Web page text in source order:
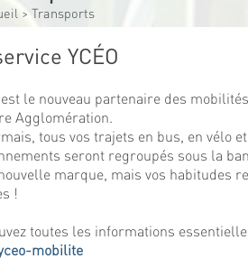
> Transports
YCÉO
est le nouveau partenaire des
Agglomération.
tous vos trajets en bus, en vélo
seront regroupés sous la
marque, mais vos habitudes
!
toutes les informations
mobilite